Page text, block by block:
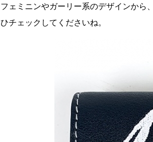
フェミニンやガーリー系のデザインから
ひチェックしてくださいね。